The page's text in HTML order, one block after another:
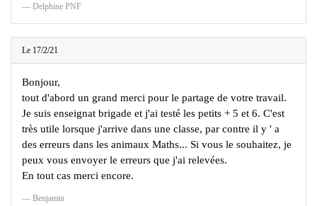
Delphine PNF
Le 17/2/21
Bonjour,
tout d'abord un grand merci pour le partage de votre travail.
Je suis enseignat brigade et j'ai testé les petits + 5 et 6. C'est
très utile lorsque j'arrive dans une classe, par contre il y ' a
des erreurs dans les animaux Maths... Si vous le souhaitez, je
peux vous envoyer le erreurs que j'ai relevées.
En tout cas merci encore.
Benjamin